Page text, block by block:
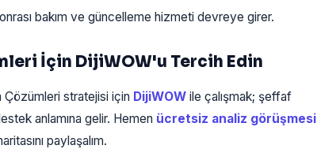
bakım ve güncelleme hizmeti devreye girer.
İçin DijiWOW'u Tercih Edin
Çözümleri stratejisi için DijiWOW ile çalışmak; şeffaf
anlamına gelir. Hemen ücretsiz analiz görüşmesi
paylaşalım.